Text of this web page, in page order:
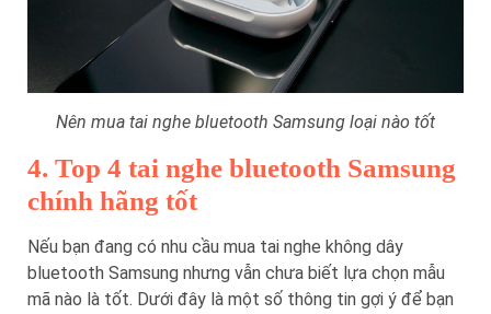
Nên mua tai nghe bluetooth Samsung loại nào tốt
4. Top 4 tai nghe bluetooth Samsung
chính hãng tốt
Nếu bạn đang có nhu cầu mua tai nghe không dây
bluetooth Samsung nhưng vẫn chưa biết lựa chọn mẫu
mã nào là tốt. Dưới đây là một số thông tin gợi ý để bạn